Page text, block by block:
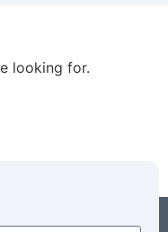
looking for.